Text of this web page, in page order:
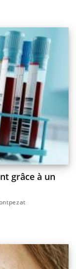
grâce à un